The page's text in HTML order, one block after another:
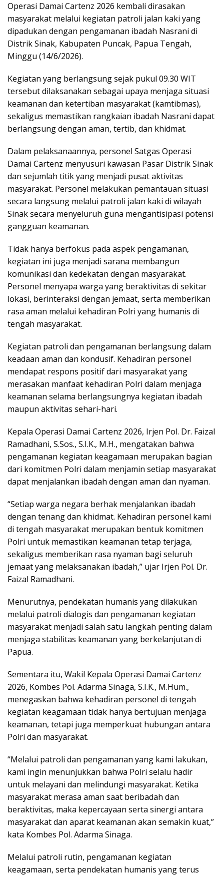
Operasi Damai Cartenz 2026 kembali dirasakan
masyarakat melalui kegiatan patroli jalan kaki yang
dipadukan dengan pengamanan ibadah Nasrani di
Distrik Sinak, Kabupaten Puncak, Papua Tengah,
Minggu (14/6/2026).
Kegiatan yang berlangsung sejak pukul 09.30 WIT
tersebut dilaksanakan sebagai upaya menjaga situasi
keamanan dan ketertiban masyarakat (kamtibmas),
sekaligus memastikan rangkaian ibadah Nasrani dapat
berlangsung dengan aman, tertib, dan khidmat.
Dalam pelaksanaannya, personel Satgas Operasi
Damai Cartenz menyusuri kawasan Pasar Distrik Sinak
dan sejumlah titik yang menjadi pusat aktivitas
masyarakat. Personel melakukan pemantauan situasi
secara langsung melalui patroli jalan kaki di wilayah
Sinak secara menyeluruh guna mengantisipasi potensi
gangguan keamanan.
Tidak hanya berfokus pada aspek pengamanan,
kegiatan ini juga menjadi sarana membangun
komunikasi dan kedekatan dengan masyarakat.
Personel menyapa warga yang beraktivitas di sekitar
lokasi, berinteraksi dengan jemaat, serta memberikan
rasa aman melalui kehadiran Polri yang humanis di
tengah masyarakat.
Kegiatan patroli dan pengamanan berlangsung dalam
keadaan aman dan kondusif. Kehadiran personel
mendapat respons positif dari masyarakat yang
merasakan manfaat kehadiran Polri dalam menjaga
keamanan selama berlangsungnya kegiatan ibadah
maupun aktivitas sehari-hari.
Kepala Operasi Damai Cartenz 2026, Irjen Pol. Dr. Faizal
Ramadhani, S.Sos., S.I.K., M.H., mengatakan bahwa
pengamanan kegiatan keagamaan merupakan bagian
dari komitmen Polri dalam menjamin setiap masyarakat
dapat menjalankan ibadah dengan aman dan nyaman.
“Setiap warga negara berhak menjalankan ibadah
dengan tenang dan khidmat. Kehadiran personel kami
di tengah masyarakat merupakan bentuk komitmen
Polri untuk memastikan keamanan tetap terjaga,
sekaligus memberikan rasa nyaman bagi seluruh
jemaat yang melaksanakan ibadah,” ujar Irjen Pol. Dr.
Faizal Ramadhani.
Menurutnya, pendekatan humanis yang dilakukan
melalui patroli dialogis dan pengamanan kegiatan
masyarakat menjadi salah satu langkah penting dalam
menjaga stabilitas keamanan yang berkelanjutan di
Papua.
Sementara itu, Wakil Kepala Operasi Damai Cartenz
2026, Kombes Pol. Adarma Sinaga, S.I.K., M.Hum.,
menegaskan bahwa kehadiran personel di tengah
kegiatan keagamaan tidak hanya bertujuan menjaga
keamanan, tetapi juga memperkuat hubungan antara
Polri dan masyarakat.
“Melalui patroli dan pengamanan yang kami lakukan,
kami ingin menunjukkan bahwa Polri selalu hadir
untuk melayani dan melindungi masyarakat. Ketika
masyarakat merasa aman saat beribadah dan
beraktivitas, maka kepercayaan serta sinergi antara
masyarakat dan aparat keamanan akan semakin kuat,”
kata Kombes Pol. Adarma Sinaga.
Melalui patroli rutin, pengamanan kegiatan
keagamaan, serta pendekatan humanis yang terus